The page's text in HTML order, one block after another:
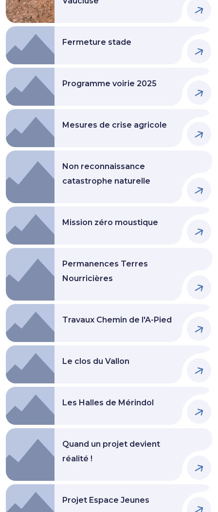
Fermeture stade
Programme voirie 2025
Mesures de crise agricole
Non reconnaissance
catastrophe naturelle
Mission zéro moustique
Permanences Terres
Nourricières
Travaux Chemin de l'A-Pied
Le clos du Vallon
Les Halles de Mérindol
Quand un projet devient
réalité !
Projet Espace Jeunes